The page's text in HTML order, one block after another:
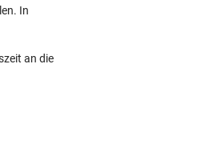
In
an die